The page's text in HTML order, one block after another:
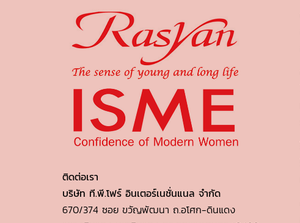
ติดต่อเรา
บริษัท ที.พี.โฟร์ อินเตอร์เนชั่นแนล จำกัด
670/374 ซอย ขวัญพัฒนา ถ.อโศก-ดินแดง